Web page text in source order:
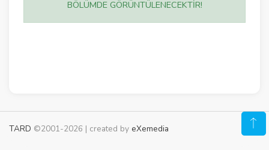
BÖLÜMDE GÖRÜNTÜLENECEKTİR!
TARD ©2001-2026 | created by eXemedia